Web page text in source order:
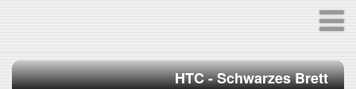
HTC - Schwarzes Brett